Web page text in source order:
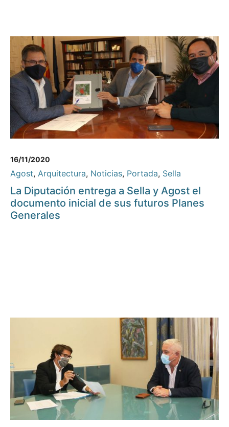
16/11/2020
Agost, Arquitectura, Noticias, Portada, Sella
La Diputación entrega a Sella y Agost el
documento inicial de sus futuros Planes
Generales